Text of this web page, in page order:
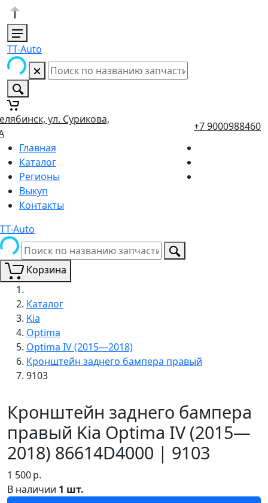
TT-Auto
ул. Сурикова,
+7 9000988460
Главная
Каталог
Регионы
Выкуп
Контакты
TT-Auto
Корзина
Каталог
Kia
Optima
Optima IV (2015—2018)
Кронштейн заднего бампера правый
9103
Кронштейн заднего бампера
правый Kia Optima IV (2015—
2018) 86614D4000 | 9103
1 500р.
В наличии 1 шт.